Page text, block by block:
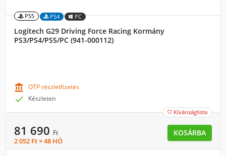
PS5 PS4 PC
Logitech G29 Driving Force Racing Kormány
PS3/PS4/PS5/PC (941-000112)
 OTP részletfizetés
 Készleten
 Kívánságlista
81 690 Ft
2 052 Ft × 48 HÓ
KOSÁRBA